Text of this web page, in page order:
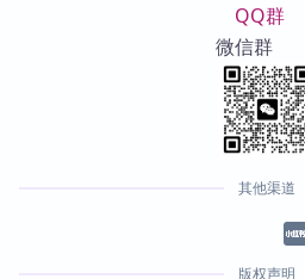
QQ群
微信群
其他渠道
版权声明